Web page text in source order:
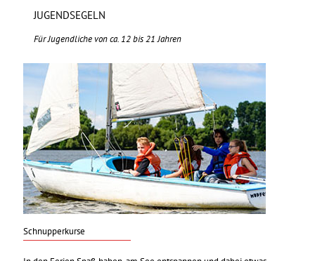
JUGENDSEGELN
Für Jugendliche von ca. 12 bis 21 Jahren
Schnupperkurse